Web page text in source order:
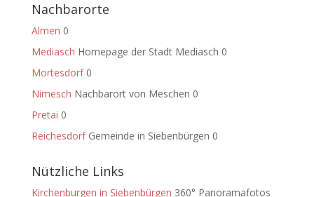
Nachbarorte
Almen 0
Mediasch Homepage der Stadt Mediasch 0
Mortesdorf0
Nimesch Nachbarort von Meschen 0
Pretai 0
ReichesdorfGemeinde in Siebenbürgen 0
Nützliche Links
Kirchenburgen in Siebenbürgen 360° Panoramafotos